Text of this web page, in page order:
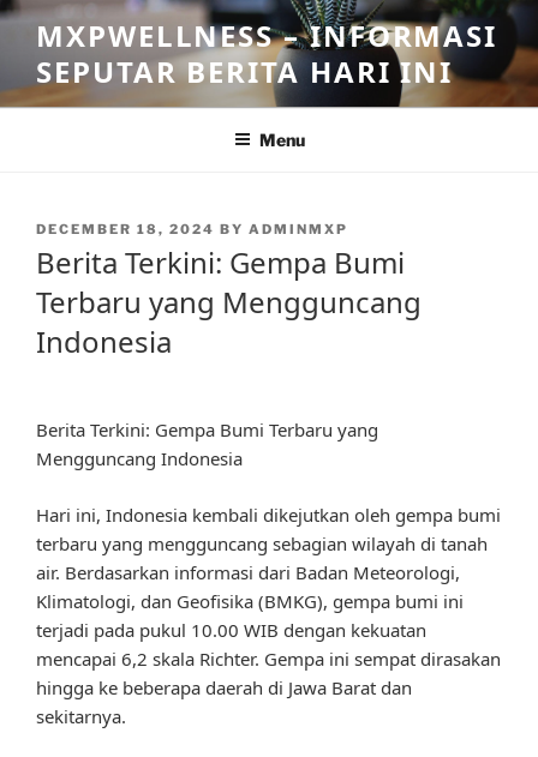
Skip
content
MXPWELLNESS – INFORMASI
SEPUTAR BERITA HARI INI
Menu
POSTED
DECEMBER 18, 2024 BY ADMINMXP
Berita Terkini: Gempa Bumi
Terbaru yang Mengguncang
Indonesia
Berita Terkini: Gempa Bumi Terbaru yang
Mengguncang Indonesia
Hari ini, Indonesia kembali dikejutkan oleh gempa bumi
terbaru yang mengguncang sebagian wilayah di tanah
air. Berdasarkan informasi dari Badan Meteorologi,
Klimatologi, dan Geofisika (BMKG), gempa bumi ini
terjadi pada pukul 10.00 WIB dengan kekuatan
mencapai 6,2 skala Richter. Gempa ini sempat dirasakan
hingga ke beberapa daerah di Jawa Barat dan
sekitarnya.